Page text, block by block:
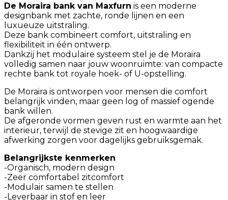
De Moraira bank van Maxfurn is een moderne
designbank met zachte, ronde lijnen en een
luxueuze uitstraling.
Deze bank combineert comfort, uitstraling en
flexibiliteit in één ontwerp.
Dankzij het modulaire systeem stel je de Moraira
volledig samen naar jouw woonruimte: van compacte
rechte bank tot royale hoek- of U-opstelling.
De Moraira is ontworpen voor mensen die comfort
belangrijk vinden, maar geen log of massief ogende
bank willen.
De afgeronde vormen geven rust en warmte aan het
interieur, terwijl de stevige zit en hoogwaardige
afwerking zorgen voor dagelijks gebruiksgemak.
Belangrijkste kenmerken
-Organisch, modern design
-Zeer comfortabel zitcomfort
-Modulair samen te stellen
-Leverbaar in stof en leer